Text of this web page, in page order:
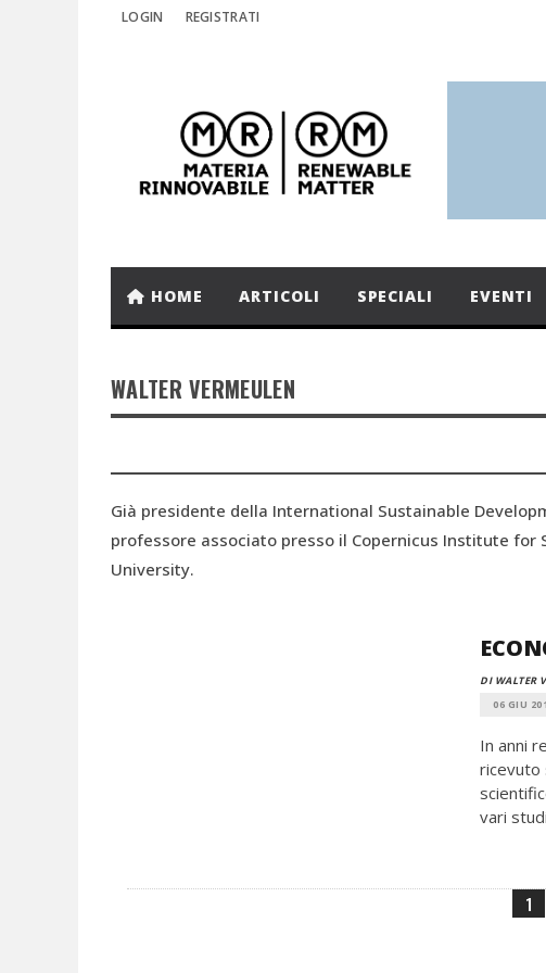
LOGIN REGISTRATI
HOME ARTICOLI SPECIALI EVENTI
WALTER VERMEULEN
Già presidente della International Sustainable
professore associato presso il Copernicus Institute for
University.
DI WALTER
06 GIU
In anni
ricevuto
vari
1